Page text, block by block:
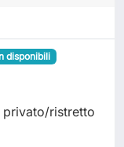
disponibili
privato/ristretto